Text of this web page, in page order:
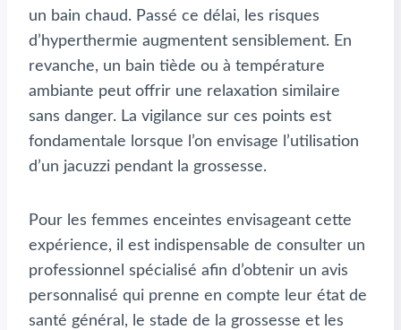
un bain chaud. Passé ce délai, les risques
d’hyperthermie augmentent sensiblement. En
revanche, un bain tiède ou à température
ambiante peut offrir une relaxation similaire
sans danger. La vigilance sur ces points est
fondamentale lorsque l’on envisage l’utilisation
d’un jacuzzi pendant la grossesse.
Pour les femmes enceintes envisageant cette
expérience, il est indispensable de consulter un
professionnel spécialisé afin d’obtenir un avis
personnalisé qui prenne en compte leur état de
santé général, le stade de la grossesse et les